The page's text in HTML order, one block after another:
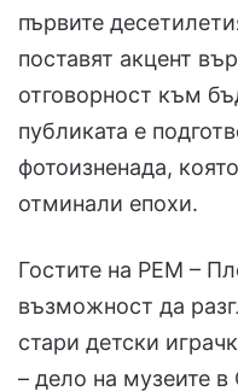
първите
поставят акцент
отговорност към
публиката е
фотоизненада,
отминали епохи.
Гостите на РЕМ –
възможност да
стари детски
– дело на музеите